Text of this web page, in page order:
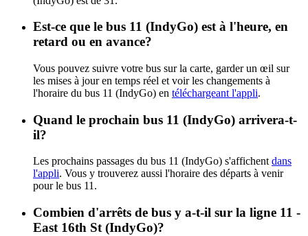
Est-ce que le bus 11 (IndyGo) est à l'heure, en
retard ou en avance?
Vous pouvez suivre votre bus sur la carte, garder un œil sur
les mises à jour en temps réel et voir les changements à
l'horaire du bus 11 (IndyGo) en téléchargeant l'appli.
Quand le prochain bus 11 (IndyGo) arrivera-t-
il?
Les prochains passages du bus 11 (IndyGo) s'affichent dans
l'appli. Vous y trouverez aussi l'horaire des départs à venir
pour le bus 11.
Combien d'arrêts de bus y a-t-il sur la ligne 11 -
East 16th St (IndyGo)?